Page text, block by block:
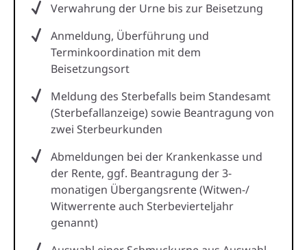
Verwahrung der Urne bis zur Beisetzung
Anmeldung, Überführung und
Terminkoordination mit dem
Beisetzungsort
Meldung des Sterbefalls beim Standesamt
(Sterbefallanzeige) sowie Beantragung von
zwei Sterbeurkunden
Abmeldungen bei der Krankenkasse und
der Rente, ggf. Beantragung der 3-
monatigen Übergangsrente (Witwen-/
Witwerrente auch Sterbevierteljahr
genannt)